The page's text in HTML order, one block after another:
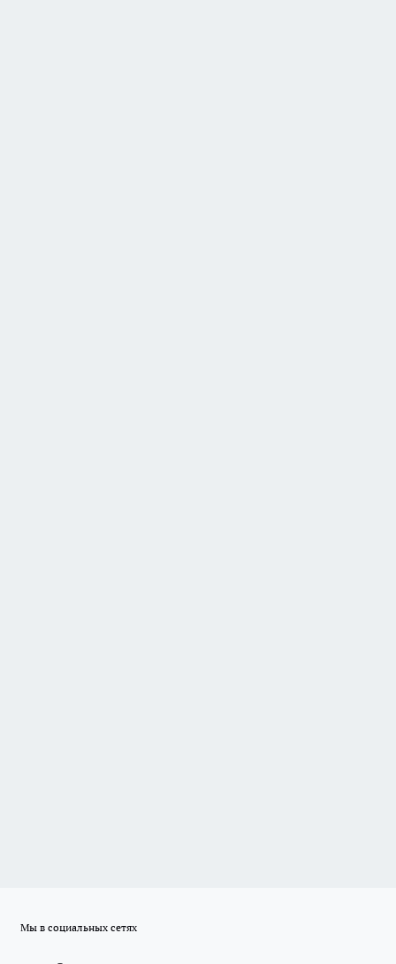
Мы в социальных сетях